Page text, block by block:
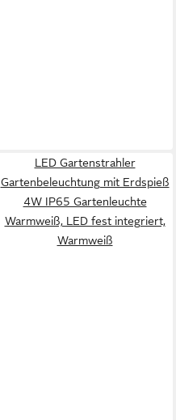
LED Gartenstrahler
Gartenbeleuchtung mit Erdspieß
4W IP65 Gartenleuchte
Warmweiß, LED fest integriert,
Warmweiß